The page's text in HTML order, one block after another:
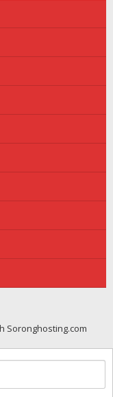
Soronghosting.com